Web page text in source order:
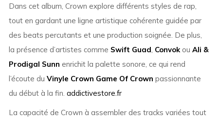
Dans cet album, Crown explore différents styles de rap,
tout en gardant une ligne artistique cohérente guidée par
des beats percutants et une production soignée. De plus,
la présence d’artistes comme Swift Guad, Convokou Ali &
Prodigal Sunn enrichit la palette sonore, ce qui rend
l’écoute du Vinyle Crown Game Of Crown passionnante
du début à la fin. addictivestore.fr
La capacité de Crown à assembler des tracks variées tout